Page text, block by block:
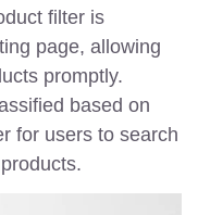
filter is
page, allowing
promptly.
based on
for users to search